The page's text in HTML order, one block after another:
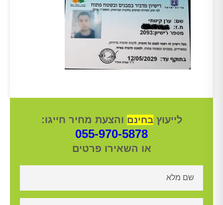
לייעוץבחינם והצעת מחיר חייגו:
055-970-5878
או השאירו פרטים